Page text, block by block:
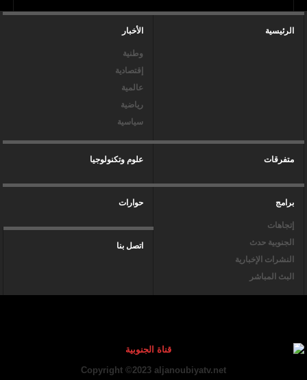
الرئيسية الأخبار
وطنية
إقتصادية
عالمية
رياضية
سياسية
متفرقات علوم وتكنولوجيا
برامج
إتجاهات
الجنوبية حدث
النشرات الإخبارية
البث المباشر
حوارات
اتصل بنا
Copyright ©2023 aljanoubiyatv.net